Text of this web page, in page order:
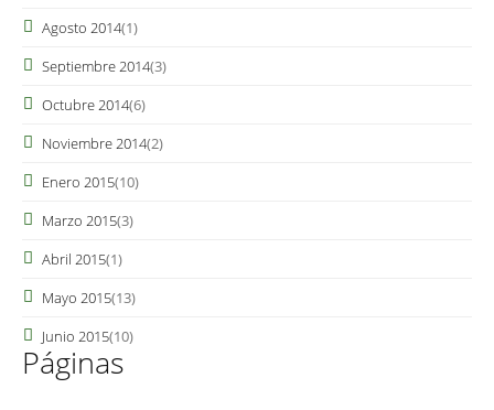
Agosto 2014(1)
Septiembre 2014(3)
Octubre 2014(6)
Noviembre 2014(2)
Enero 2015(10)
Marzo 2015(3)
Abril 2015(1)
Mayo 2015(13)
Junio 2015(10)
Páginas